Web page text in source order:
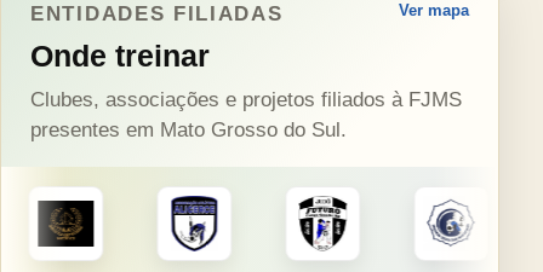
ENTIDADES FILIADAS
Onde treinar
Ver mapa
Clubes, associações e projetos filiados à FJMS
presentes em Mato Grosso do Sul.